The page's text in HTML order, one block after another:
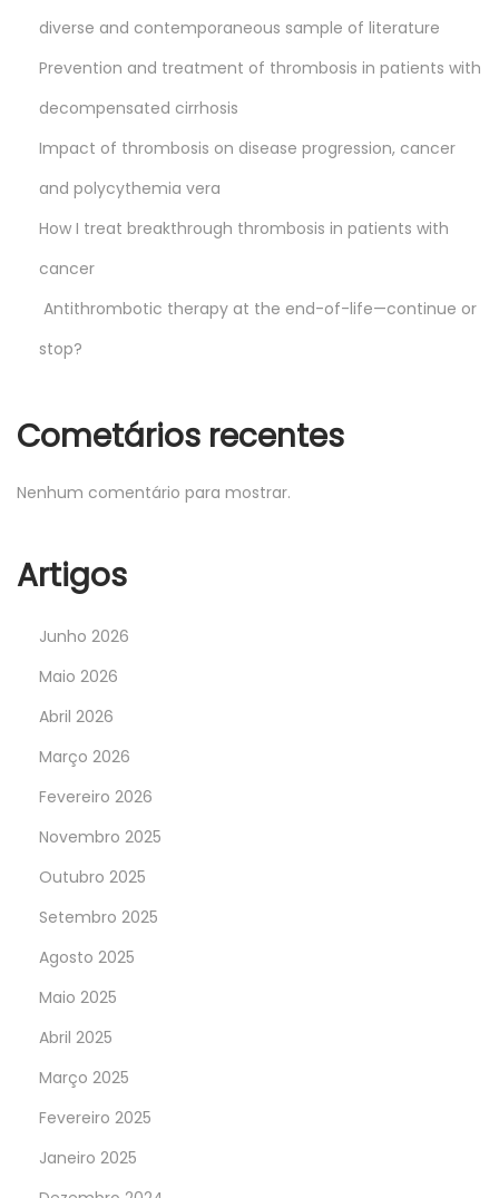
diverse and contemporaneous sample of literature
Prevention and treatment of thrombosis in patients with
decompensated cirrhosis
Impact of thrombosis on disease progression, cancer
and polycythemia vera
How I treat breakthrough thrombosis in patients with
cancer
Antithrombotic therapy at the end-of-life—continue or
stop?
Cometários recentes
Nenhum comentário para mostrar.
Artigos
Junho 2026
Maio 2026
Abril 2026
Março 2026
Fevereiro 2026
Novembro 2025
Outubro 2025
Setembro 2025
Agosto 2025
Maio 2025
Abril 2025
Março 2025
Fevereiro 2025
Janeiro 2025